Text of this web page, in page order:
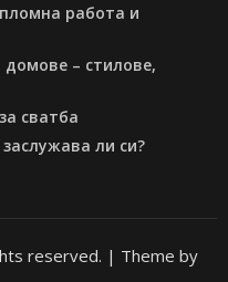
работа и
– стилове,
сватба
ли си?
reserved. | Theme by